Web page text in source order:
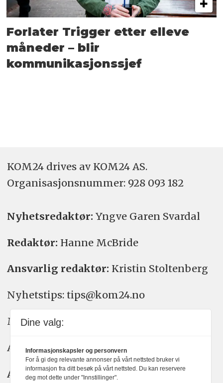
Forlater Trigger etter elleve
måneder – blir
kommunikasjonssjef
KOM24 drives av KOM24 AS.
Organisasjons­nummer: 928 093 182
Nyhetsredaktør: Yngve Garen Svardal
Redaktør: Hanne McBride
Ansvarlig redaktør: Kristin Stoltenberg
Nyhetstips: tips@kom24.no
Meninger: meninger@kom24.no
Annonse: annonse@watchmedia.no
Abonnement:kom24@watchmedia.no
Dine valg:
Informasjonskapsler og personvern
For å gi deg relevante annonser på vårt nettsted bruker vi
informasjon fra ditt besøk på vårt nettsted. Du kan reservere
deg mot dette under "Innstillinger".